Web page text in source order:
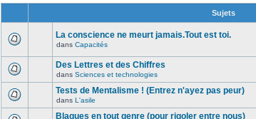
Sujets
La conscience ne meurt jamais.Tout est toi.
dans Capacités
Des Lettres et des Chiffres
dans Sciences et technologies
Tests de Mentalisme ! (Entrez n'ayez pas peur)
dans L'asile
Blagues en tout genre (pour rigoler entre nous)